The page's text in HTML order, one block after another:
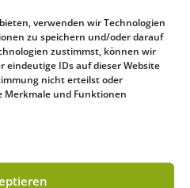
verwenden wir Technologien
zu speichern und/oder darauf
zustimmst, können wir
eindeutige IDs auf dieser Website
nicht erteilst oder
und Funktionen